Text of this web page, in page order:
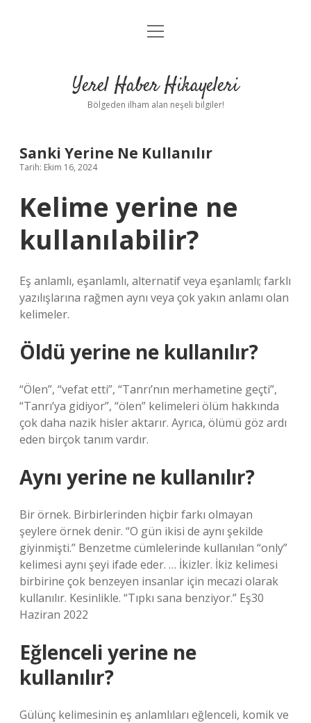
Anasayfa
Yasal Uyarı
menüyü
Yerel Haber Hikayeleri
Bölgeden ilham alan neşeli bilgiler!
Sanki Yerine Ne Kullanılır
Tarih: Ekim 16, 2024
Kelime yerine ne
kullanılabilir?
Eş anlamlı, eşanlamlı, alternatif veya eşanlamlı; farklı
yazılışlarına rağmen aynı veya çok yakın anlamı olan
kelimeler.
Öldü yerine ne kullanılır?
“Ölen”, “vefat etti”, “Tanrı’nın merhametine geçti”,
“Tanrı’ya gidiyor”, “ölen” kelimeleri ölüm hakkında
çok daha nazik hisler aktarır. Ayrıca, ölümü göz ardı
eden birçok tanım vardır.
Aynı yerine ne kullanılır?
Bir örnek. Birbirlerinden hiçbir farkı olmayan
şeylere örnek denir. “O gün ikisi de aynı şekilde
giyinmişti.” Benzetme cümlelerinde kullanılan “only”
kelimesi aynı şeyi ifade eder. … İkizler. İkiz kelimesi
birbirine çok benzeyen insanlar için mecazi olarak
kullanılır. Kesinlikle. “Tıpkı sana benziyor.” Eş30
Haziran 2022
Eğlenceli yerine ne
kullanılır?
Gülünç kelimesinin eş anlamlıları eğlenceli, komik ve